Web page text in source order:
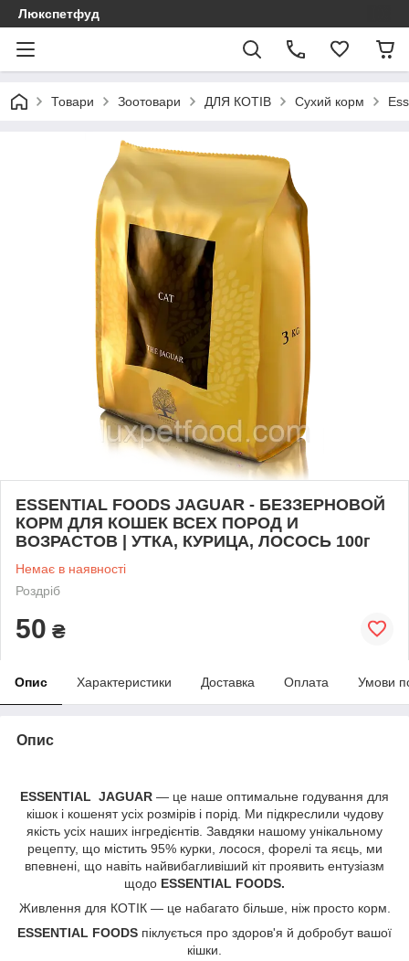
Люкспетфуд
Товари Зоотовари ДЛЯ КОТІВ Сухий корм
ESSENTIAL FOODS JAGUAR - БЕЗЗЕРНОВОЙ
КОРМ ДЛЯ КОШЕК ВСЕХ ПОРОД И
ВОЗРАСТОВ | УТКА, КУРИЦА, ЛОСОСЬ 100г
Немає в наявності
Роздріб
50 ₴
Опис Характеристики Доставка Оплата Умови
Опис
ESSENTIAL JAGUAR — це наше оптимальне годування для
кішок і кошенят усіх розмірів і порід. Ми підкреслили чудову
якість усіх наших інгредієнтів. Завдяки нашому унікальному
рецепту, що містить 95% курки, лосося, форелі та яєць, ми
впевнені, що навіть найвибагливіший кіт проявить ентузіазм
щодо ESSENTIAL FOODS.
Живлення для КОТІК — це набагато більше, ніж просто корм.
ESSENTIAL FOODS піклується про здоров'я й добробут вашої
кішки.